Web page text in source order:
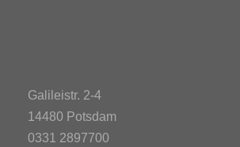
Galileistr. 2-4
14480 Potsdam
0331 2897700